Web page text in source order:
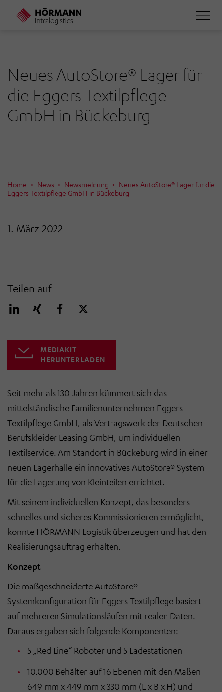
Direkt
Neues AutoStore® Lager für
die Eggers Textilpflege
GmbH in Bückeburg
Home News Newsmeldung
Neues AutoStore® Lager für die
Eggers Textilpflege GmbH in Bückeburg
1. März 2022
Teilen auf
MEDIAKIT
HERUNTERLADEN
Seit mehr als 130 Jahren kümmert sich das
mittelständische Familienunternehmen Eggers
Textilpflege GmbH, als Vertragswerk der Deutschen
Berufskleider Leasing GmbH, um individuellen
Textilservice. Am Standort in Bückeburg wird in einer
neuen Lagerhalle ein innovatives AutoStore® System
für die Lagerung von Kleinteilen errichtet.
Mit seinem individuellen Konzept, das besonders
schnelles und sicheres Kommissionieren ermöglicht,
konnte HÖRMANN Logistik überzeugen und hat den
Realisierungsauftrag erhalten.
Konzept
Die maßgeschneiderte AutoStore®
Systemkonfiguration für Eggers Textilpflege basiert
auf mehreren Simulationsläufen mit realen Daten.
Daraus ergaben sich folgende Komponenten:
5 „Red Line“ Roboter und 5 Ladestationen
10.000 Behälter auf 16 Ebenen mit den Maßen
649 mm x 449 mm x 330 mm (L x B x H) und